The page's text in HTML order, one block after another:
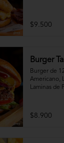
$9.500
Burger
Burger de
Americano,
Laminas de
$8.900